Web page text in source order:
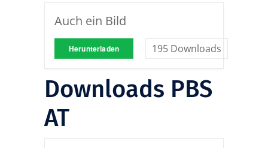
Auch ein Bild
Herunterladen 195 Downloads
Downloads PBS
AT